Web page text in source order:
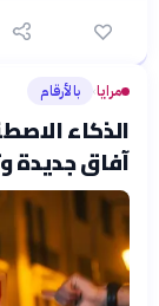
مرايا› بالأرقام
الذكاء
آفاق جديدة